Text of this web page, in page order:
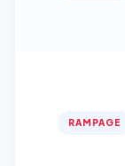
RAMPAGE